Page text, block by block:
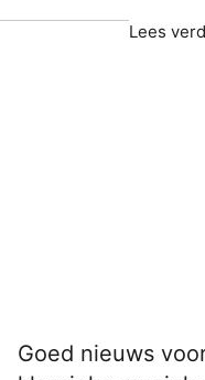
Lees
Goed nieuws